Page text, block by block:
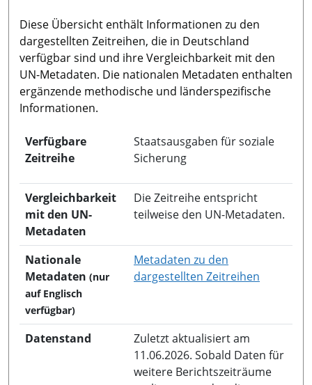
Diese Übersicht enthält Informationen zu den
dargestellten Zeitreihen, die in Deutschland
verfügbar sind und ihre Vergleichbarkeit mit den
UN-Metadaten. Die nationalen Metadaten enthalten
ergänzende methodische und länderspezifische
Informationen.
Verfügbare
Zeitreihe
Staatsausgaben für soziale
Sicherung
Vergleichbarkeit
mit den UN-
Metadaten
Die Zeitreihe entspricht
teilweise den UN-Metadaten.
Nationale
Metadaten (nur
auf Englisch
verfügbar)
Metadaten zu den
dargestellten Zeitreihen
Datenstand
Zuletzt aktualisiert am
11.06.2026. Sobald Daten für
weitere Berichtszeiträume